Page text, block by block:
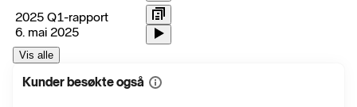
2025 Q1-rapport
6. mai 2025
Vis alle
Kunder besøkte også Vis